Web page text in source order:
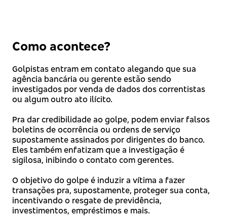
Como acontece?
Golpistas entram em contato alegando que sua
agência bancária ou gerente estão sendo
investigados por venda de dados dos correntistas
ou algum outro ato ilícito.
Pra dar credibilidade ao golpe, podem enviar falsos
boletins de ocorrência ou ordens de serviço
supostamente assinados por dirigentes do banco.
Eles também enfatizam que a investigação é
sigilosa, inibindo o contato com gerentes.
O objetivo do golpe é induzir a vítima a fazer
transações pra, supostamente, proteger sua conta,
incentivando o resgate de previdência,
investimentos, empréstimos e mais.